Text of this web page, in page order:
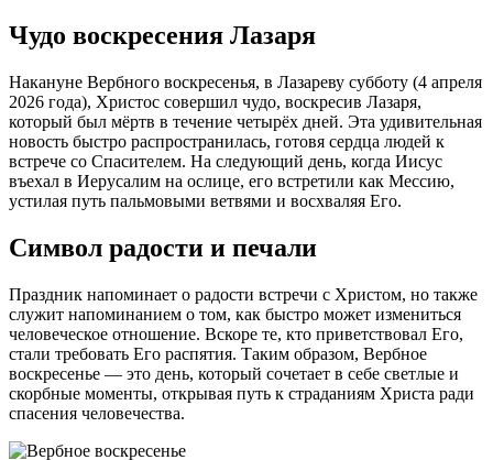
Чудо воскресения Лазаря
Накануне Вербного воскресенья, в Лазареву субботу (4 апреля
2026 года), Христос совершил чудо, воскресив Лазаря,
который был мёртв в течение четырёх дней. Эта удивительная
новость быстро распространилась, готовя сердца людей к
встрече со Спасителем. На следующий день, когда Иисус
въехал в Иерусалим на ослице, его встретили как Мессию,
устилая путь пальмовыми ветвями и восхваляя Его.
Символ радости и печали
Праздник напоминает о радости встречи с Христом, но также
служит напоминанием о том, как быстро может измениться
человеческое отношение. Вскоре те, кто приветствовал Его,
стали требовать Его распятия. Таким образом, Вербное
воскресенье — это день, который сочетает в себе светлые и
скорбные моменты, открывая путь к страданиям Христа ради
спасения человечества.